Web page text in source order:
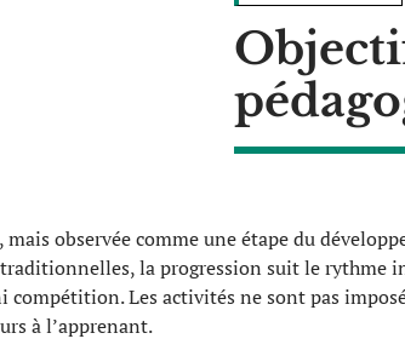
mais observée comme une étape du
la progression suit le rythme
compétition. Les activités ne sont pas
à l’apprenant.